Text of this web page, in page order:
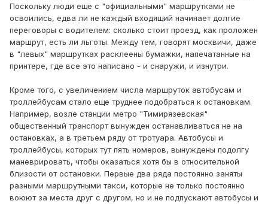
Поскольку люди еще с "официальными" маршрутками не
освоились, едва ли не каждый входящий начинает долгие
переговоры с водителем: сколько стоит проезд, как проложен
маршрут, есть ли льготы. Между тем, говорят москвичи, даже
в "левых" маршрутках расклеены бумажки, напечатанные на
принтере, где все это написано - и снаружи, и изнутри.
Кроме того, с увеличением числа маршруток автобусам и
троллейбусам стало еще труднее подобраться к остановкам.
Например, возле станции метро "Тимирязевская"
общественный транспорт вынужден останавливаться не на
остановках, а в третьем ряду от тротуара. Автобусы и
троллейбусы, которых тут пять номеров, вынуждены подолгу
маневрировать, чтобы оказаться хотя бы в относительной
близости от остановки. Первые два ряда постоянно заняты
разными маршрутными такси, которые не только постоянно
воюют за места друг с другом, но и не подпускают автобусы и